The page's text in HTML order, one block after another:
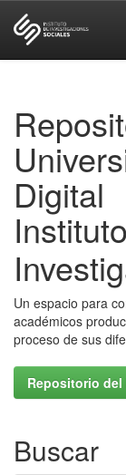
Digital
Un espacio para
académicos
proceso de sus
Repositorio del
Buscar